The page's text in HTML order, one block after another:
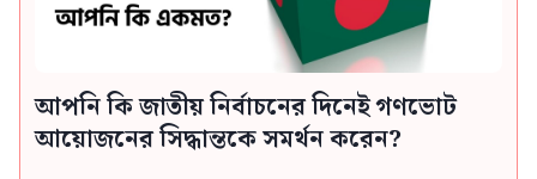
আপনি কি জাতীয় নির্বাচনের দিনেই গণভোট
আয়োজনের সিদ্ধান্তকে সমর্থন করেন?